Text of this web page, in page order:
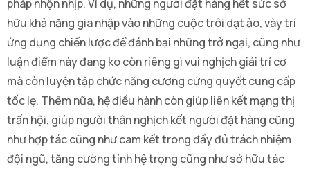
pháp nhộn nhịp. Ví dụ, những người đặt hàng hết sức sở
hữu khả năng gia nhập vào những cuộc trôi dạt ảo, vày trí
ứng dụng chiến lược để đánh bại những trở ngại, cũng như
luận điểm này đang ko còn riêng gì vui nghịch giải trí cơ
mà còn luyện tập chức năng cương cứng quyết cung cấp
tốc lẹ. Thêm nữa, hệ điều hành còn giúp liên kết mạng thị
trấn hội, giúp người thân nghịch kết người đặt hàng cũng
như hợp tác cũng như cam kết trong đầy đủ trách nhiệm
đội ngũ, tăng cường tính hệ trọng cũng như sở hữu tác